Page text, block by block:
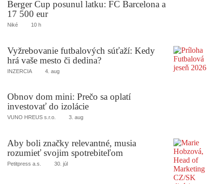
Berger Cup posunul latku: FC Barcelona a
17 500 eur
Niké 10 h
Vyžrebovanie futbalových súťaží: Kedy
hrá vaše mesto či dedina?
INZERCIA 4. aug
Obnov dom mini: Prečo sa oplatí
investovať do izolácie
VUNO HREUS s.r.o. 3. aug
Aby boli značky relevantné, musia
rozumieť svojim spotrebiteľom
Petitpress a.s. 30. júl